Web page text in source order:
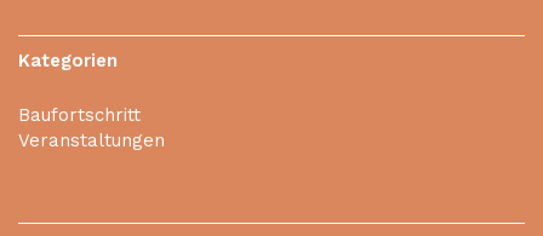
Kategorien
Baufortschritt
Veranstaltungen